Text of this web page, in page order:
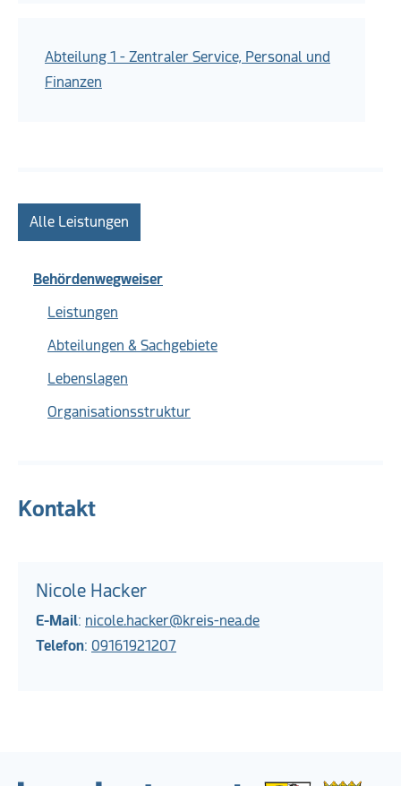
Abteilung 1 - Zentraler Service, Personal und
Finanzen
Alle Leistungen
Behördenwegweiser
Leistungen
Abteilungen & Sachgebiete
Lebenslagen
Organisationsstruktur
Kontakt
Nicole Hacker
E-Mail: nicole.hacker@kreis-nea.de
Telefon: 09161921207